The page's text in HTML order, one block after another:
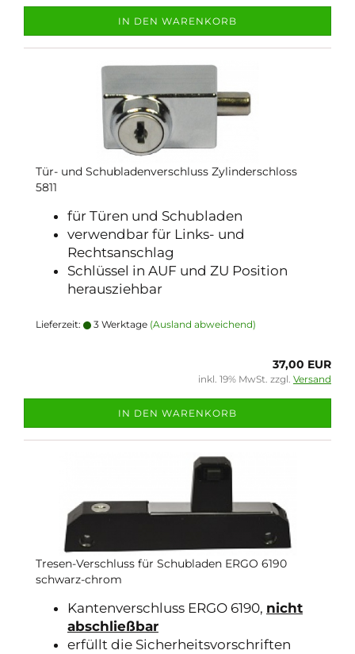
IN DEN WARENKORB
Tür- und Schubladenverschluss Zylinderschloss
5811
für Türen und Schubladen
verwendbar für Links- und
Rechtsanschlag
Schlüssel in AUF und ZU Position
herausziehbar
Lieferzeit: 3 Werktage (Ausland abweichend)
37,00 EUR
inkl. 19% MwSt. zzgl. Versand
IN DEN WARENKORB
Tresen-Verschluss für Schubladen ERGO 6190
schwarz-chrom
Kantenverschluss ERGO 6190, nicht
abschließbar
erfüllt die Sicherheitsvorschriften